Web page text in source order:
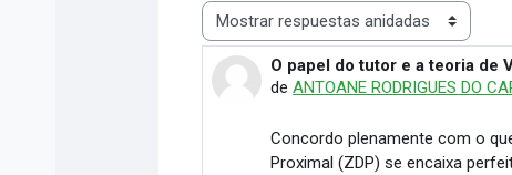
Mostrar modo
O papel do tutor e a teoria de
deANTOANE RODRIGUES DO
Número de respuestas: 0
Concordo plenamente com o
Proximal (ZDP) se encaixa